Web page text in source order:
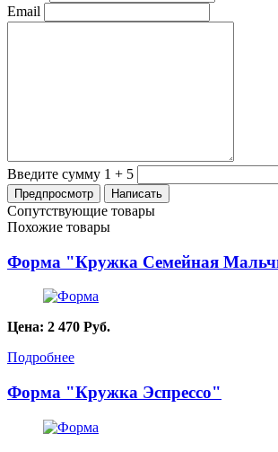
Email
Введите сумму 1 + 5
Сопутствующие товары
Похожие товары
Форма "Кружка Семейная
Цена: 2 470 Руб.
Подробнее
Форма "Кружка Эспрессо"